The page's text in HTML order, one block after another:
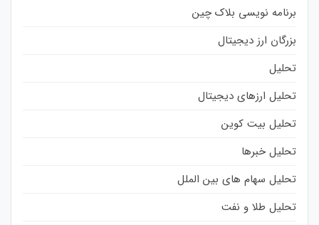
برنامه نویسی بلاک چین
بزرگان ارز دیجیتال
تحلیل
تحلیل ارزهای دیجیتال
تحلیل بیت کوین
تحلیل خبرها
تحلیل سهام های بین الملل
تحلیل طلا و نفت